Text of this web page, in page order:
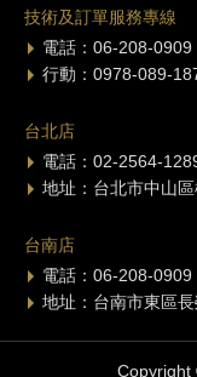
技術及訂單服務專線
電話：06-208-0909
行動：0978-089-
台北店
電話：02-2564-
地址：台北市中山
台南店
電話：06-208-0909
地址：台南市東區
Copyright